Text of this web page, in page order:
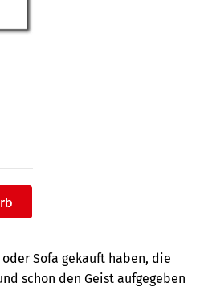
oder Sofa gekauft haben, die
schon den Geist aufgegeben